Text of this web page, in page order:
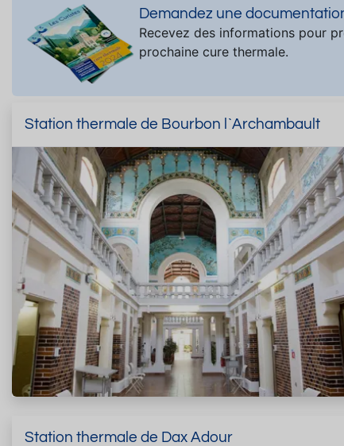
Demandez une
Recevez des informations pour
prochaine cure thermale.
Station thermale de Bourbon l`Archambault
Station thermale de Dax Adour